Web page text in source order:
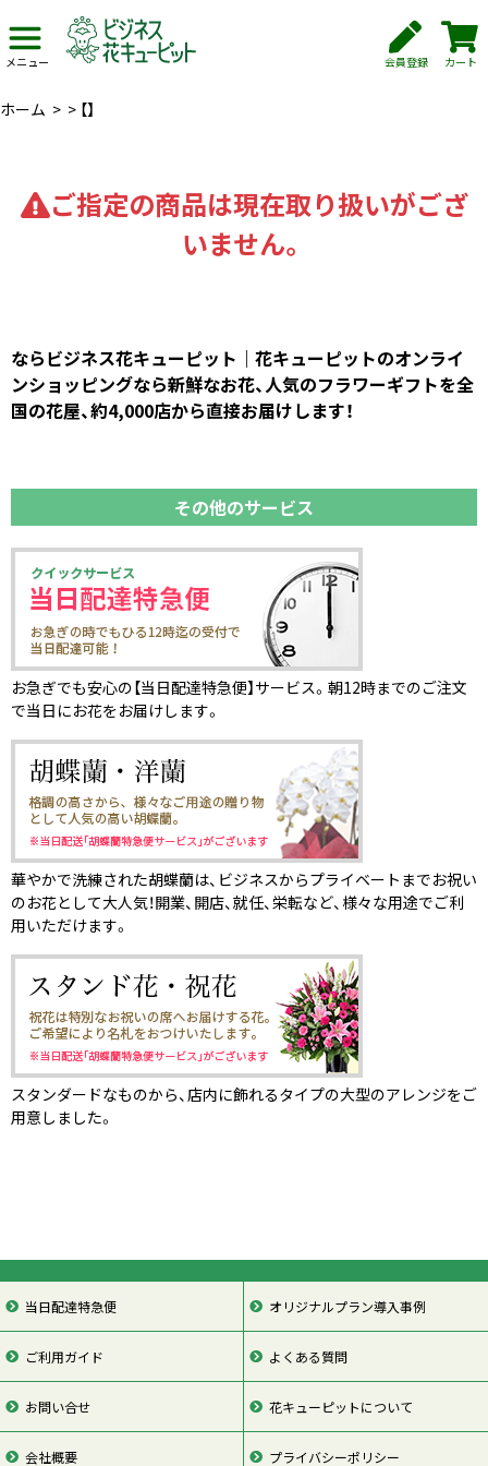
メニュー 会員登録 カート
ホーム > > 【】
ご指定の商品は現在取り扱いがござ
いません。
ならビジネス花キューピット｜花キューピットのオンライ
ンショッピングなら新鮮なお花、人気のフラワーギフトを全
国の花屋、約4,000店から直接お届けします！
その他のサービス
お急ぎでも安心の【当日配達特急便】サービス。朝12時までのご注文
で当日にお花をお届けします。
華やかで洗練された胡蝶蘭は、ビジネスからプライベートまでお祝い
のお花として大人気！開業、開店、就任、栄転など、様々な用途でご利
用いただけます。
スタンダードなものから、店内に飾れるタイプの大型のアレンジをご
用意しました。
当日配達特急便 オリジナルプラン導入事例
ご利用ガイド よくある質問
お問い合せ 花キューピットについて
会社概要 プライバシーポリシー